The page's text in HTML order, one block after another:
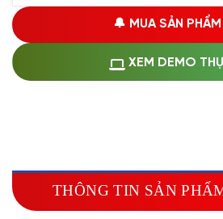
Cài plugin xử lý thanh
ngân hàng vietcombank,
Zalopay, QR code...
🔰 MUA KÈM DỊCH VỤ
theme kèm hosting trong năm đầu
hosting
🔔 MUA SẢN
XEM DEMO
THÔNG TIN SẢN